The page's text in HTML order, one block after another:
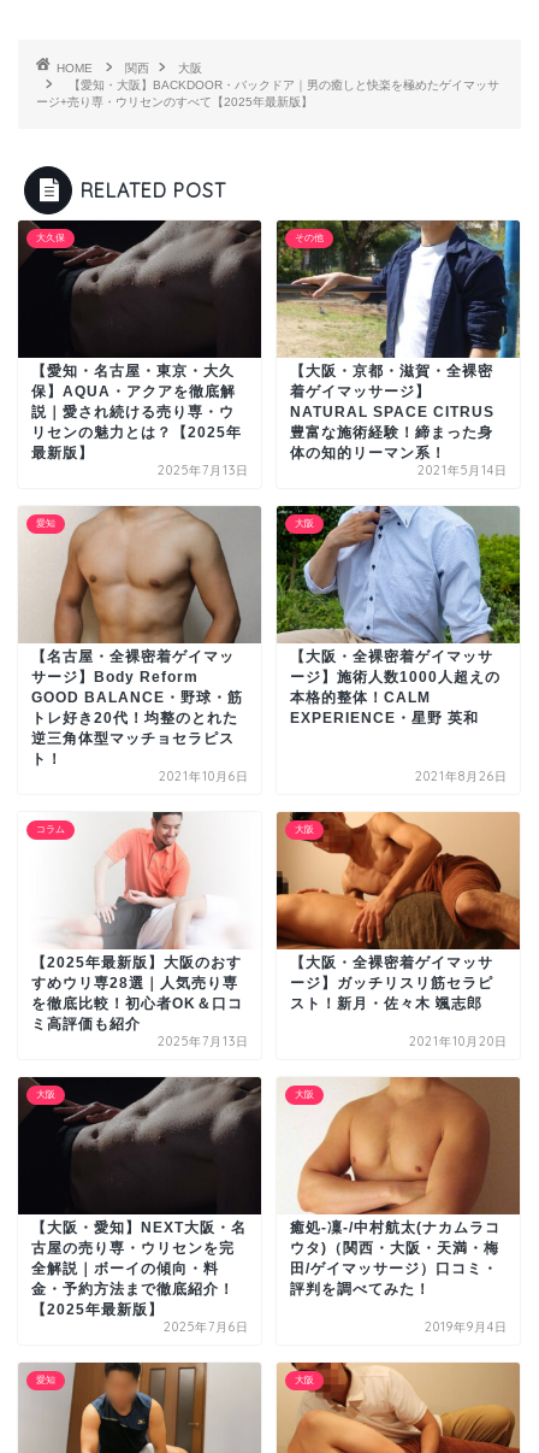
HOME 関西
大阪
【愛知・大阪】BACKDOOR・バックドア｜男の癒しと快楽を極めたゲイマッサ
ージ+売り専・ウリセンのすべて【2025年最新版】
RELATED POST
大久保
【愛知・名古屋・東京・大久
保】AQUA・アクアを徹底解
説｜愛され続ける売り専・ウ
リセンの魅力とは？【2025年
最新版】
2025年7月13日
その他
【大阪・京都・滋賀・全裸密
着ゲイマッサージ】
NATURAL SPACE CITRUS
豊富な施術経験！締まった身
体の知的リーマン系！
2021年5月14日
愛知
【名古屋・全裸密着ゲイマッ
サージ】Body Reform
GOOD BALANCE・野球・筋
トレ好き20代！均整のとれた
逆三角体型マッチョセラピス
ト！
2021年10月6日
大阪
【大阪・全裸密着ゲイマッサ
ージ】施術人数1000人超えの
本格的整体！CALM
EXPERIENCE・星野 英和
2021年8月26日
コラム
【2025年最新版】大阪のおす
すめウリ専28選｜人気売り専
を徹底比較！初心者OK＆口コ
ミ高評価も紹介
2025年7月13日
大阪
【大阪・全裸密着ゲイマッサ
ージ】ガッチリスリ筋セラピ
スト！新月・佐々木 颯志郎
2021年10月20日
大阪
【大阪・愛知】NEXT大阪・名
古屋の売り専・ウリセンを完
全解説｜ボーイの傾向・料
金・予約方法まで徹底紹介！
【2025年最新版】
2025年7月6日
大阪
癒処-凜-/中村航太(ナカムラコ
ウタ)（関西・大阪・天満・梅
田/ゲイマッサージ）口コミ・
評判を調べてみた！
2019年9月4日
愛知 大阪